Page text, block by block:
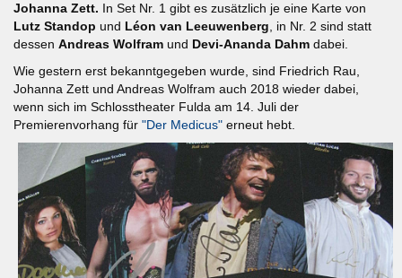
Johanna Zett. In Set Nr. 1 gibt es zusätzlich je eine Karte von
Lutz Standop und Léon van Leeuwenberg , in Nr. 2 sind statt
dessen Andreas Wolfram und Devi-Ananda Dahm dabei.
Wie gestern erst bekanntgegeben wurde, sind Friedrich Rau,
Johanna Zett und Andreas Wolfram auch 2018 wieder dabei,
wenn sich im Schlosstheater Fulda am 14. Juli der
Premierenvorhang für "Der Medicus" erneut hebt.